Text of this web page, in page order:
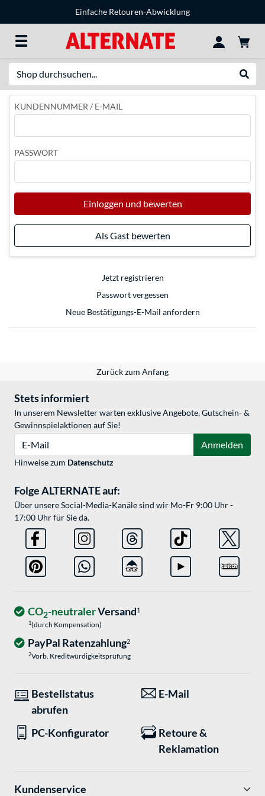
Einfache Retouren-Abwicklung
KUNDENNUMMER / E-MAIL
PASSWORT
Einloggen und bewerten
Als Gast bewerten
Jetzt registrieren
Passwort vergessen
Neue Bestätigungs-E-Mail anfordern
Zurück zum Anfang
Stets informiert
In unserem Newsletter warten exklusive Angebote, Gutschein- &
Gewinnspielaktionen auf Sie!
Anmelden
Hinweise zum Datenschutz
Folge ALTERNATE auf:
Über unsere Social-Media-Kanäle sind wir Mo-Fr 9:00 Uhr -
17:00 Uhr für Sie da.
CO2-neutralerVersand1
1(durch Kompensation)
PayPal Ratenzahlung2
2Vorb. Kreditwürdigkeitsprüfung
Bestellstatus
abrufen
E-Mail
PC-Konfigurator
Retoure &
Reklamation
Kundenservice